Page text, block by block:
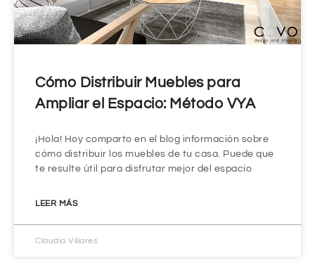
Cómo Distribuir Muebles para
Ampliar el Espacio: Método VYA
¡Hola! Hoy comparto en el blog información sobre
cómo distribuir los muebles de tu casa. Puede que
te resulte útil para disfrutar mejor del espacio
LEER MÁS
Claudia Villares